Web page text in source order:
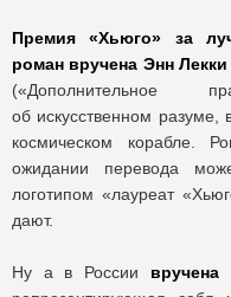
Премия «Хьюго» за
роман вручена Энн Лекки
(«Дополнительное
об искусственном
космическом корабле.
ожидании перевода
логотипом «лауреат
дают.
Ну а в России